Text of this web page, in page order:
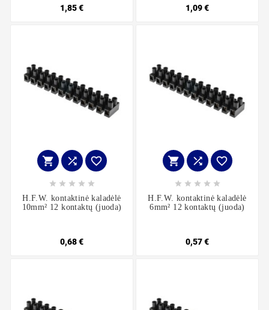
1,85 € 1,09 €
  
    
H.F.W. kontaktinė kaladėlė
10mm² 12 kontaktų (juoda)
0,68 €
  
    
H.F.W. kontaktinė kaladėlė
6mm² 12 kontaktų (juoda)
0,57 €